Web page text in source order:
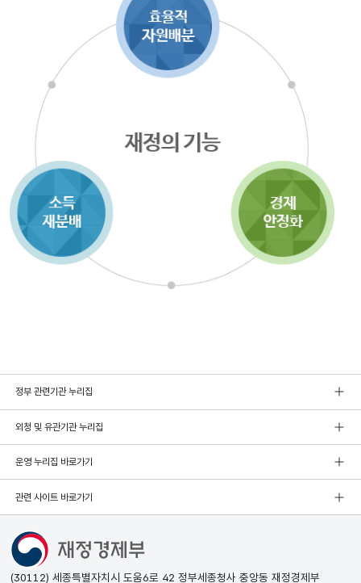
정부 관련기관 누리집
외청 및 유관기관 누리집
운영 누리집 바로가기
관련 사이트 바로가기
(30112) 세종특별자치시 도움6로 42 정부세종청사 중앙동 재정경제부